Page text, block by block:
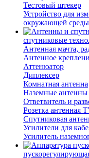
Тестовый штекер
Устройство для
окружающей среды
спутниковые
Антенная мачта,
Антенное
Аттенюатор
Диплексер
Комнатная антенна
Наземные антенны
Ответвитель и
Розетка антенная
Спутниковая
Усилители для
Усилитель